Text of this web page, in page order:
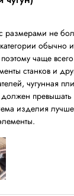
размерами не
обычно
чаще всего
станков и
чугунная
превышать
изделия лучше